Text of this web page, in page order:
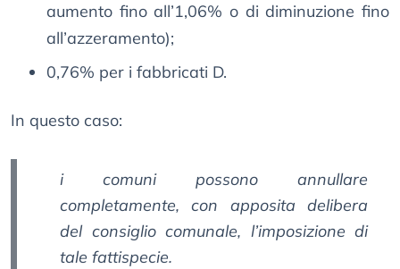
aumento fino all’1,06% o di diminuzione fino
all’azzeramento);
0,76% per i fabbricati D.
In questo caso:
i comuni possono annullare
completamente, con apposita delibera
del consiglio comunale, l’imposizione di
tale fattispecie.